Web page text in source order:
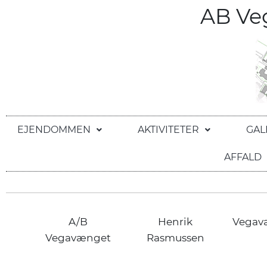
AB
EJENDOMMEN AKTIVITETER
AFFALD
A/B
Vegavænget
Henrik
Rasmussen